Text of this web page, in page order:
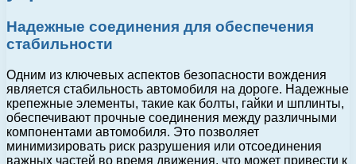
Надежные соединения для обеспечения
стабильности
Одним из ключевых аспектов безопасности вождения
является стабильность автомобиля на дороге. Надежные
крепежные элементы, такие как болты, гайки и шплинты,
обеспечивают прочные соединения между различными
компонентами автомобиля. Это позволяет
минимизировать риск разрушения или отсоединения
важных частей во время движения, что может привести к